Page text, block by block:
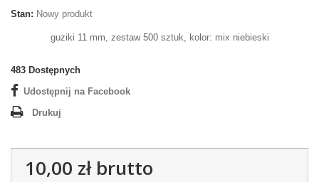
Stan: Nowy produkt
guziki 11 mm, zestaw 500 sztuk, kolor: mix niebieski
483 Dostępnych
Udostępnij na Facebook
Drukuj
10,00 złbrutto